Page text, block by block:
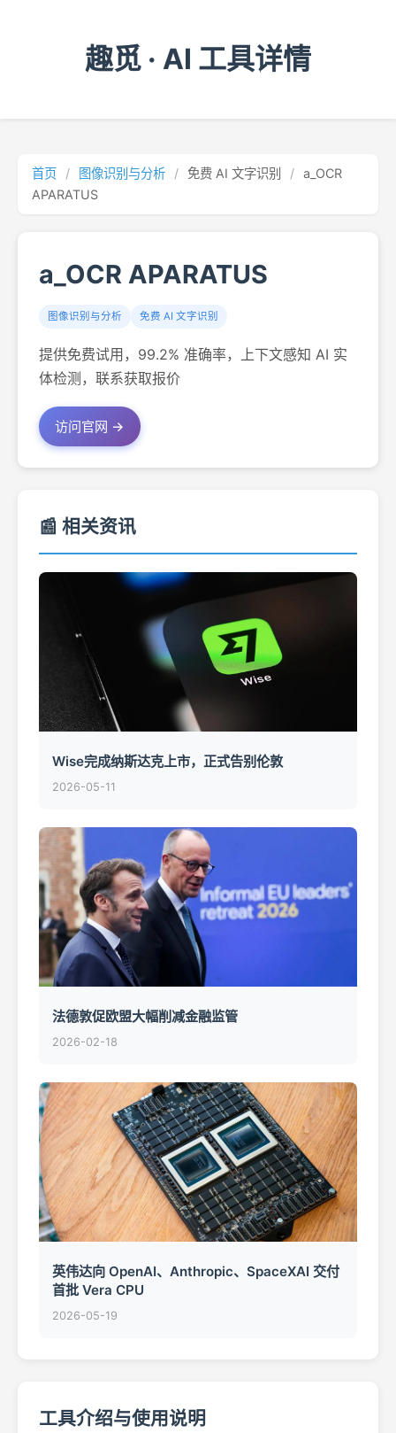
趣觅 · AI 工具详情
首页 / 图像识别与分析 / 免费 AI 文字识别 / a_OCR
APARATUS
a_OCR APARATUS
图像识别与分析 免费 AI 文字识别
提供免费试用，99.2% 准确率，上下文感知 AI 实
体检测，联系获取报价
访问官网 →
📰 相关资讯
Wise完成纳斯达克上市，正式告别伦敦
2026-05-11
法德敦促欧盟大幅削减金融监管
2026-02-18
英伟达向 OpenAI、Anthropic、SpaceXAI 交付
首批 Vera CPU
2026-05-19
工具介绍与使用说明